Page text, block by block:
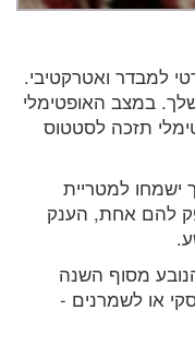
למבדר ואטרקטיבי.
במצב האופטימלי
תזכה לסטטוס
ישמחו למטריית
להם אחת, הענק
מסוף השנה
או לשמרנים -